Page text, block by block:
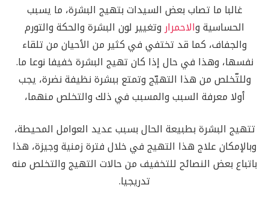
غالبا ما تصاب بعض السيدات بتهيج البشرة، ما يسبب
الحساسية والاحمراروتغيير لون البشرة والحكة والتورم
والجفاف، كما قد تختفي في كثير من الأحيان من تلقاء
نفسها، وهذا في حال إذا كان تهيج البشرة خفيفا نوعا ما.
وللتّخلص من هذا التهيّج وتمتع ببشرة نظيفة نضرة، يجب
أولا معرفة السبب والمسبب في ذلك والتخلص منهما،
تتهيج البشرة بطبيعة الحال بسبب عديد العوامل المحيطة،
وبالإمكان علاج هذا التهيج في خلال فترة زمنية وجيزة، هذا
باتباع بعض النصائح للتخفيف من حالات التهيج والتخلص منه
تدريجيا.